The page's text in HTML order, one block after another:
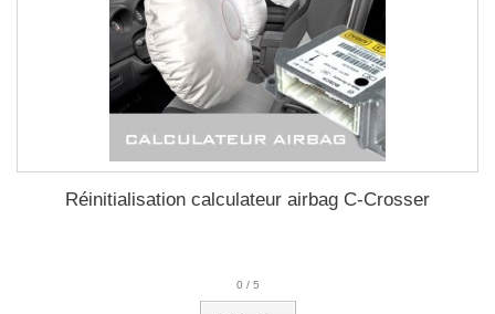
Réinitialisation calculateur airbag C-Crosser
0 / 5